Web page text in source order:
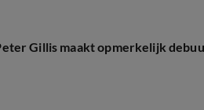
Gillis maakt opmerkelijk